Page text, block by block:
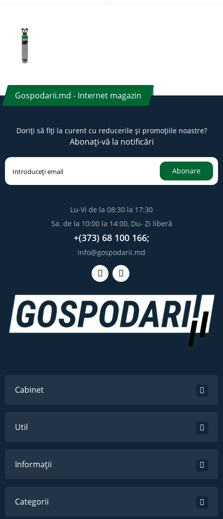
Gospodarii.md - Internet magazin
Doriți să fiți la curent cu reducerile și promoțiile noastre?
Abonați-vă la notificări
Abonare
Lu-Vi de la 08:30 la 17:30
Sa. de la 10:00 la 14:00, Du- Zi liberă
+(373) 68 100 166;
info@gospodarii.md
Cabinet
Util
Informații
Categorii